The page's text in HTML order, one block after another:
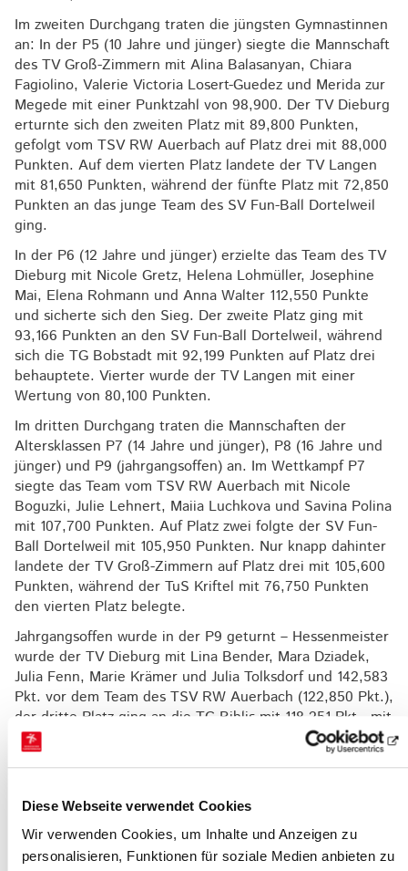
Diese Webseite verwendet Cookies
Wir verwenden Cookies, um Inhalte und Anzeigen zu
personalisieren, Funktionen für soziale Medien anbieten zu
Im zweiten Durchgang traten die jüngsten Gymnastinnen
an: In der P5 (10 Jahre und jünger) siegte die Mannschaft
des TV Groß-Zimmern mit Alina Balasanyan, Chiara
Fagiolino, Valerie Victoria Losert-Guedez und Merida zur
Megede mit einer Punktzahl von 98,900. Der TV Dieburg
erturnte sich den zweiten Platz mit 89,800 Punkten,
gefolgt vom TSV RW Auerbach auf Platz drei mit 88,000
Punkten. Auf dem vierten Platz landete der TV Langen
mit 81,650 Punkten, während der fünfte Platz mit 72,850
Punkten an das junge Team des SV Fun-Ball Dortelweil
ging.
In der P6 (12 Jahre und jünger) erzielte das Team des TV
Dieburg mit Nicole Gretz, Helena Lohmüller, Josephine
Mai, Elena Rohmann und Anna Walter 112,550 Punkte
und sicherte sich den Sieg. Der zweite Platz ging mit
93,166 Punkten an den SV Fun-Ball Dortelweil, während
sich die TG Bobstadt mit 92,199 Punkten auf Platz drei
behauptete. Vierter wurde der TV Langen mit einer
Wertung von 80,100 Punkten.
Im dritten Durchgang traten die Mannschaften der
Altersklassen P7 (14 Jahre und jünger), P8 (16 Jahre und
jünger) und P9 (jahrgangsoffen) an. Im Wettkampf P7
siegte das Team vom TSV RW Auerbach mit Nicole
Boguzki, Julie Lehnert, Maiia Luchkova und Savina Polina
mit 107,700 Punkten. Auf Platz zwei folgte der SV Fun-
Ball Dortelweil mit 105,950 Punkten. Nur knapp dahinter
landete der TV Groß-Zimmern auf Platz drei mit 105,600
Punkten, während der TuS Kriftel mit 76,750 Punkten
den vierten Platz belegte.
Jahrgangsoffen wurde in der P9 geturnt – Hessenmeister
wurde der TV Dieburg mit Lina Bender, Mara Dziadek,
Julia Fenn, Marie Krämer und Julia Tolksdorf und 142,583
Pkt. vor dem Team des TSV RW Auerbach (122,850 Pkt.),
der dritte Platz ging an die TG Biblis mit 118,251 Pkt., mit
107,217 Pkt. erreichte die Mannschaft der SV Fun-Ball
Dortelweil Platz 4.
Kür-Wettkämpfe (K-Stufen)
Am folgenden Tag, dem 10. November 2024, fanden
ebenfalls in der Schloßgartenhalle in Dieburg die